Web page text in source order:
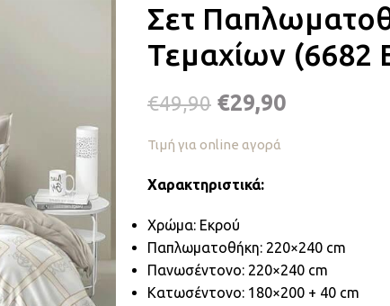
Σετ
Τεμαχίων (6682
€49,90 €29,90
Τιμή για online αγορά
Χαρακτηριστικά:
Χρώμα: Εκρού
Παπλωματοθήκη: 220×240 cm
Πανωσέντονο: 220×240 cm
Κατωσέντονο: 180×200 + 40 cm